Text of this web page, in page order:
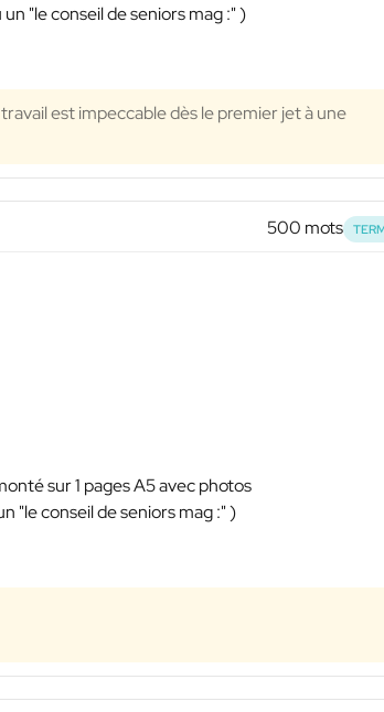
"le conseil de seniors mag :" )
est impeccable dès le premier jet à une
500 mots
sur 1 pages A5 avec photos
"le conseil de seniors mag :" )